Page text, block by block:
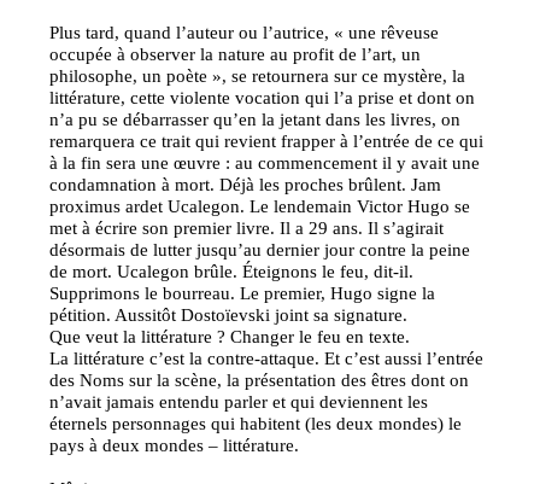
Plus tard, quand l’auteur ou l’autrice, « une rêveuse
occupée à observer la nature au profit de l’art, un
philosophe, un poète », se retournera sur ce mystère, la
littérature, cette violente vocation qui l’a prise et dont on
n’a pu se débarrasser qu’en la jetant dans les livres, on
remarquera ce trait qui revient frapper à l’entrée de ce qui
à la fin sera une œuvre : au commencement il y avait une
condamnation à mort. Déjà les proches brûlent. Jam
proximus ardet Ucalegon. Le lendemain Victor Hugo se
met à écrire son premier livre. Il a 29 ans. Il s’agirait
désormais de lutter jusqu’au dernier jour contre la peine
de mort. Ucalegon brûle. Éteignons le feu, dit-il.
Supprimons le bourreau. Le premier, Hugo signe la
pétition. Aussitôt Dostoïevski joint sa signature.
Que veut la littérature ? Changer le feu en texte.
La littérature c’est la contre-attaque. Et c’est aussi l’entrée
des Noms sur la scène, la présentation des êtres dont on
n’avait jamais entendu parler et qui deviennent les
éternels personnages qui habitent (les deux mondes) le
pays à deux mondes – littérature.